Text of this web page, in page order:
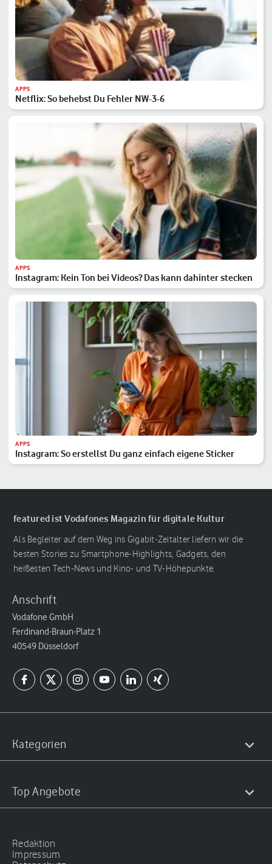
APPS
Netflix: So behebst Du Fehler NW-3-6
APPS
Instagram: Kein Ton bei Videos? Das kann dahinter stecken
APPS
Instagram: So erstellst Du ganz einfach eigene Sticker
featured ist Vodafones Magazin für digitale Kultur
Als Begleiter auf dem Weg ins Gigabit-Zeitalter liefern wir die
besten Stories zu Smartphone-Highlights, Gadgets, den
heißesten Tech-News und Kino- und TV-Höhepunkte.
Anschrift
Vodafone GmbH
Ferdinand-Braun-Platz 1
40549 Düsseldorf
Kategorien
Top Angebote
Redaktion
Impressum